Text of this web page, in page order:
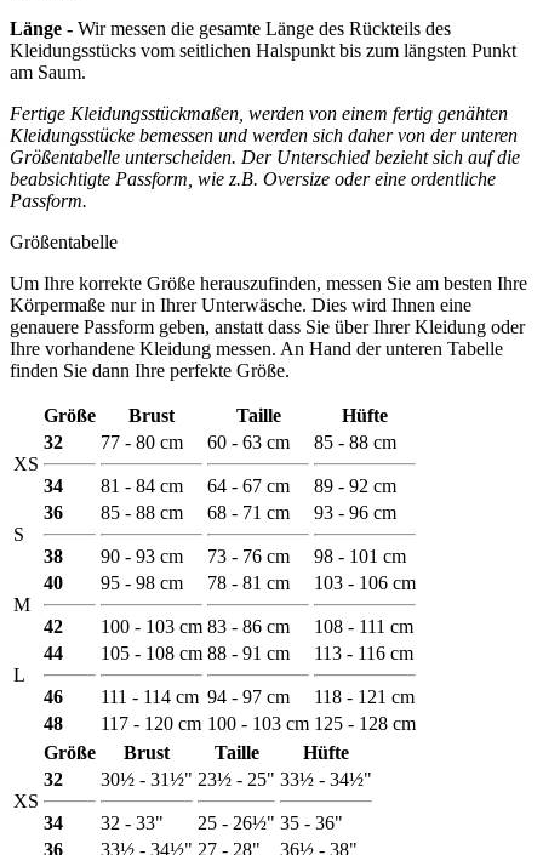
Länge - Wir messen die gesamte Länge des Rückteils des
Kleidungsstücks vom seitlichen Halspunkt bis zum längsten Punkt
am Saum.
Fertige Kleidungsstückmaßen, werden von einem fertig genähten
Kleidungsstücke bemessen und werden sich daher von der unteren
Größentabelle unterscheiden. Der Unterschied bezieht sich auf die
beabsichtigte Passform, wie z.B. Oversize oder eine ordentliche
Passform.
Größentabelle
Um Ihre korrekte Größe herauszufinden, messen Sie am besten Ihre
Körpermaße nur in Ihrer Unterwäsche. Dies wird Ihnen eine
genauere Passform geben, anstatt dass Sie über Ihrer Kleidung oder
Ihre vorhandene Kleidung messen. An Hand der unteren Tabelle
finden Sie dann Ihre perfekte Größe.
Größe Brust Taille Hüfte
XS
32
34
77 - 80 cm
81 - 84 cm
60 - 63 cm
64 - 67 cm
85 - 88 cm
89 - 92 cm
S
36
38
85 - 88 cm
90 - 93 cm
68 - 71 cm
73 - 76 cm
93 - 96 cm
98 - 101 cm
M
40
42
95 - 98 cm
100 - 103 cm
78 - 81 cm
83 - 86 cm
103 - 106 cm
108 - 111 cm
L
44
46
105 - 108 cm
111 - 114 cm
88 - 91 cm
94 - 97 cm
113 - 116 cm
118 - 121 cm
48
117 - 120 cm 100 - 103 cm 125 - 128 cm
Größe
Brust Taille Hüfte
XS
32
34
30½ - 31½"
32 - 33"
23½ - 25"
25 - 26½"
33½ - 34½"
35 - 36"
36
33½ - 34½" 27 - 28" 36½ - 38"